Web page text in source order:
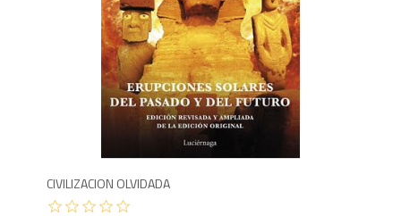
CIVILIZACION OLVIDADA